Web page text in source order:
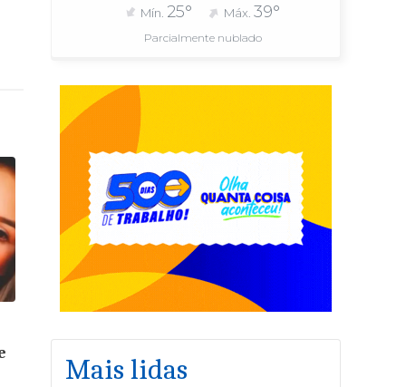
Mín. 25° Máx.39°
Parcialmente nublado
Mais lidas